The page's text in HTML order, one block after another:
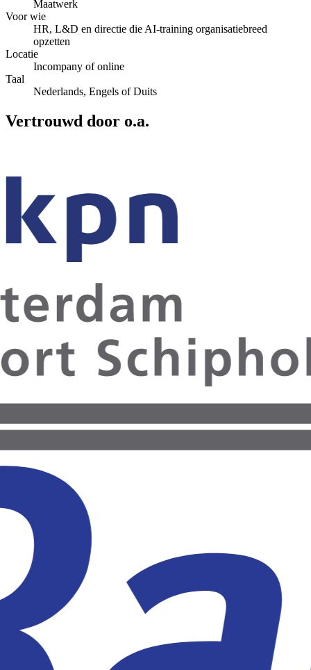
Maatwerk
Voor wie
HR, L&D en directie die AI-training organisatiebreed
opzetten
Locatie
Incompany of online
Taal
Nederlands, Engels of Duits
Vertrouwd door o.a.